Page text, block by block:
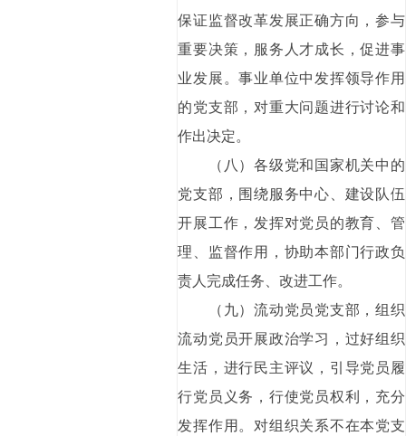
保证监督改革发展正确方向，参与
重要决策，服务人才成长，促进事
业发展。事业单位中发挥领导作用
的党支部，对重大问题进行讨论和
作出决定。
（八）各级党和国家机关中的
党支部，围绕服务中心、建设队伍
开展工作，发挥对党员的教育、管
理、监督作用，协助本部门行政负
责人完成任务、改进工作。
（九）流动党员党支部，组织
流动党员开展政治学习，过好组织
生活，进行民主评议，引导党员履
行党员义务，行使党员权利，充分
发挥作用。对组织关系不在本党支